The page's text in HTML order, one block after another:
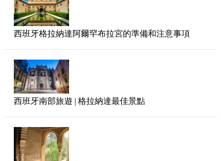
西班牙格拉納達阿爾罕布拉宮的準備和注意事項
西班牙南部旅遊 | 格拉納達最佳景點